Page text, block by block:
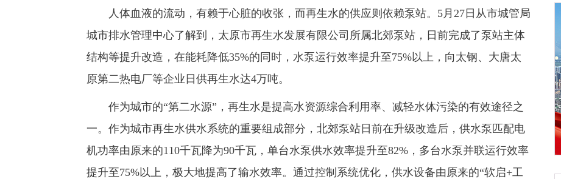
人体血液的流动，有赖于心脏的收张，而再生水的供应则依赖泵站。5月27日从市城管局
城市排水管理中心了解到，太原市再生水发展有限公司所属北郊泵站，日前完成了泵站主体
结构等提升改造，在能耗降低35%的同时，水泵运行效率提升至75%以上，向太钢、大唐太
原第二热电厂等企业日供再生水达4万吨。
作为城市的“第二水源”，再生水是提高水资源综合利用率、减轻水体污染的有效途径之
一。作为城市再生水供水系统的重要组成部分，北郊泵站日前在升级改造后，供水泵匹配电
机功率由原来的110千瓦降为90千瓦，单台水泵供水效率提升至82%，多台水泵并联运行效率
提升至75%以上，极大地提高了输水效率。通过控制系统优化，供水设备由原来的“软启+工